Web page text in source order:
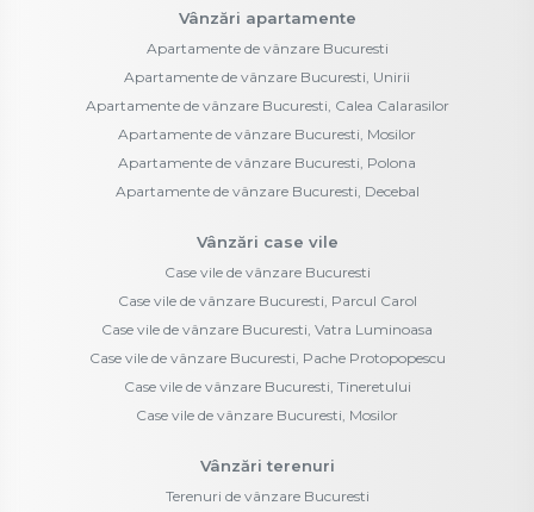
Vânzări apartamente
Apartamente de vânzare Bucuresti
Apartamente de vânzare Bucuresti, Unirii
Apartamente de vânzare Bucuresti, Calea Calarasilor
Apartamente de vânzare Bucuresti, Mosilor
Apartamente de vânzare Bucuresti, Polona
Apartamente de vânzare Bucuresti, Decebal
Vânzări case vile
Case vile de vânzare Bucuresti
Case vile de vânzare Bucuresti, Parcul Carol
Case vile de vânzare Bucuresti, Vatra Luminoasa
Case vile de vânzare Bucuresti, Pache Protopopescu
Case vile de vânzare Bucuresti, Tineretului
Case vile de vânzare Bucuresti, Mosilor
Vânzări terenuri
Terenuri de vânzare Bucuresti